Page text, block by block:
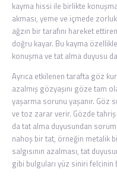
kayma hissi ile birlikte
akması, yeme ve içmede
ağzın bir tarafını hareket
doğru kayar. Bu kayma
konuşma ve tat alma duyusu
Ayrıca etkilenen tarafta göz
azalmış gözyaşını göze tam
yaşarma sorunu yaşanır. Göz
ve toz zarar verir. Gözde
da tat alma duyusundan
nahoş bir tat, örneğin metalik
salgısının azalması, tat
gibi bulguları yüz siniri felcinin